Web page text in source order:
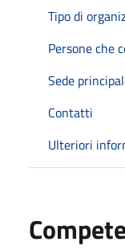
Tipo di
Persone che
Sede
Contatti
Ulteriori